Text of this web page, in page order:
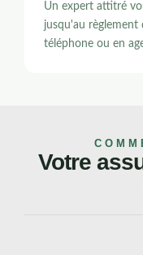
Un expert attitré
jusqu'au règlement
téléphone ou en
Votre